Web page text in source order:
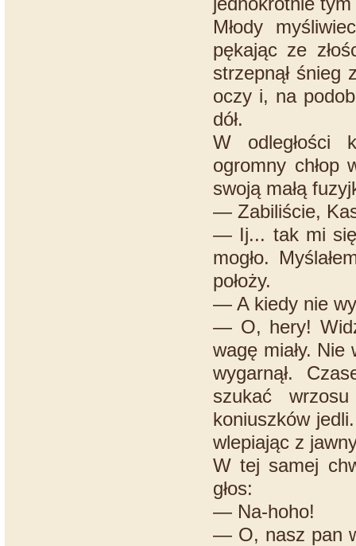
Młody
pękając ze
strzepnął śnieg
oczy i, na
dół.
W odległości
ogromny chłop
swoją małą
— Zabiliście,
— Ij... tak mi się
mogło.
położy.
— A kiedy nie
— O, hery!
wagę miały.
wygarnął.
szukać
koniuszków
wlepiając z
W tej samej
głos:
— Na-hoho!
— O, nasz pan